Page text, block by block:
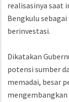
realisasinya saat
Bengkulu
berinvestasi.
Dikatakan
potensi sumber
memadai, besar
mengembangkan